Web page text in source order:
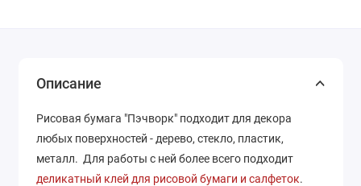
Описание
Рисовая бумага "Пэчворк" подходит для декора
любых поверхностей - дерево, стекло, пластик,
металл. Для работы с ней более всего подходит
деликатный клей для рисовой бумаги и салфеток.